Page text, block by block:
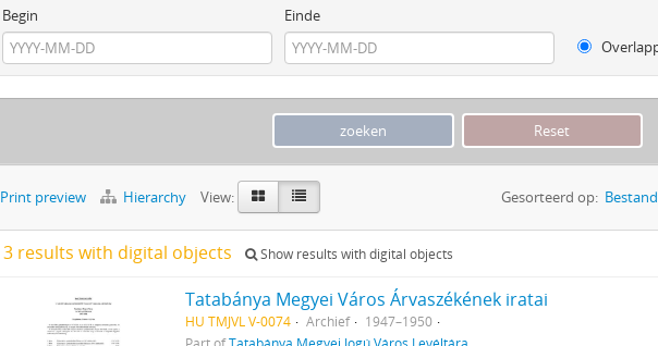
Begin
Einde
Print preview Hierarchy View: Gesorteerd op:
3 results with digital objects Show results with digital objects
Tatabánya Megyei Város Árvaszékének iratai
HU TMJVL V-0074 Archief
1947–1950